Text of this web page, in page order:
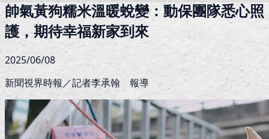
帥氣黃狗糯米溫暖蛻變：動保團隊悉心照
護，期待幸福新家到來
2025/06/08
新聞視界時報／記者李承翰 報導